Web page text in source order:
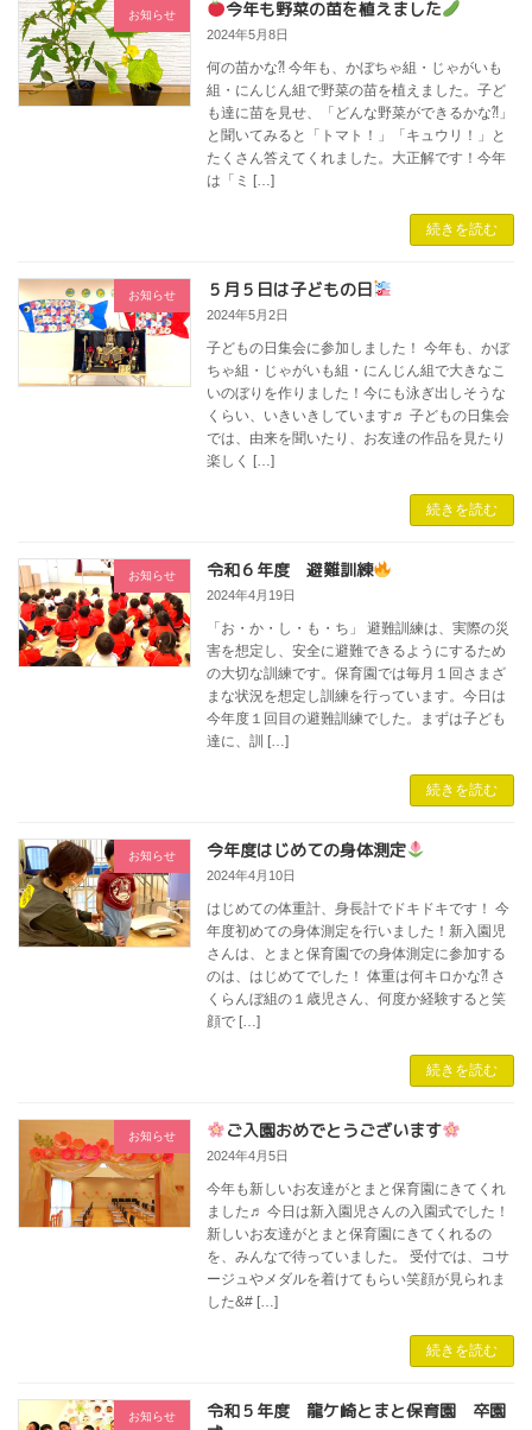
お知らせ 今年も野菜の苗を植えました
2024年5月8日
何の苗かな⁈ 今年も、かぼちゃ組・じゃがいも
組・にんじん組で野菜の苗を植えました。子ど
も達に苗を見せ、「どんな野菜ができるかな⁈」
と聞いてみると「トマト！」「キュウリ！」と
たくさん答えてくれました。大正解です！今年
は「ミ […]
続きを読む
お知らせ ５月５日は子どもの日
2024年5月2日
子どもの日集会に参加しました！ 今年も、かぼ
ちゃ組・じゃがいも組・にんじん組で大きなこ
いのぼりを作りました！今にも泳ぎ出しそうな
くらい、いきいきしています♬ 子どもの日集会
では、由来を聞いたり、お友達の作品を見たり
楽しく […]
続きを読む
お知らせ 令和６年度 避難訓練
2024年4月19日
「お・か・し・も・ち」 避難訓練は、実際の災
害を想定し、安全に避難できるようにするため
の大切な訓練です。保育園では毎月１回さまざ
まな状況を想定し訓練を行っています。今日は
今年度１回目の避難訓練でした。まずは子ども
達に、訓 […]
続きを読む
お知らせ 今年度はじめての身体測定
2024年4月10日
はじめての体重計、身長計でドキドキです！ 今
年度初めての身体測定を行いました！新入園児
さんは、とまと保育園での身体測定に参加する
のは、はじめてでした！ 体重は何キロかな⁈ さ
くらんぼ組の１歳児さん、何度か経験すると笑
顔で […]
続きを読む
お知らせ ご入園おめでとうございます
2024年4月5日
今年も新しいお友達がとまと保育園にきてくれ
ました♬ 今日は新入園児さんの入園式でした！
新しいお友達がとまと保育園にきてくれるの
を、みんなで待っていました。 受付では、コサ
ージュやメダルを着けてもらい笑顔が見られま
した&# […]
続きを読む
お知らせ
令和５年度 龍ケ崎とまと保育園 卒園